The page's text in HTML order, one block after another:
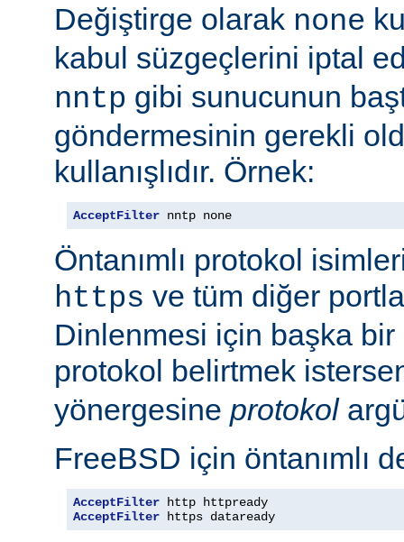
Değiştirge olarak none
kabul süzgeçlerini iptal
nntp gibi sunucunun
göndermesinin gerekli
kullanışlıdır. Örnek:
AcceptFilter nntp none
Öntanımlı protokol
https ve tüm diğer
Dinlenmesi için başka
protokol belirtmek
yönergesine protokol
FreeBSD için öntanımlı
AcceptFilter
AcceptFilter https dataready